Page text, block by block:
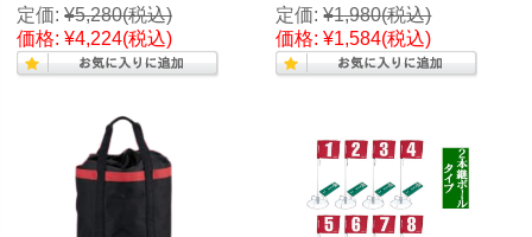
定価: ¥5,280(税込)
価格: ¥4,224(税込)
定価: ¥1,980(税込)
価格: ¥1,584(税込)